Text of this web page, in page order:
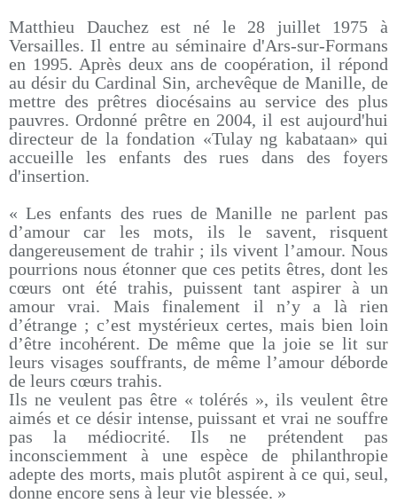
Matthieu Dauchez est né le 28 juillet 1975 à
Versailles. Il entre au séminaire d'Ars-sur-Formans
en 1995. Après deux ans de coopération, il répond
au désir du Cardinal Sin, archevêque de Manille, de
mettre des prêtres diocésains au service des plus
pauvres. Ordonné prêtre en 2004, il est aujourd'hui
directeur de la fondation «Tulay ng kabataan» qui
accueille les enfants des rues dans des foyers
d'insertion.
« Les enfants des rues de Manille ne parlent pas
d’amour car les mots, ils le savent, risquent
dangereusement de trahir ; ils vivent l’amour. Nous
pourrions nous étonner que ces petits êtres, dont les
cœurs ont été trahis, puissent tant aspirer à un
amour vrai. Mais finalement il n’y a là rien
d’étrange ; c’est mystérieux certes, mais bien loin
d’être incohérent. De même que la joie se lit sur
leurs visages souffrants, de même l’amour déborde
de leurs cœurs trahis.
Ils ne veulent pas être « tolérés », ils veulent être
aimés et ce désir intense, puissant et vrai ne souffre
pas la médiocrité. Ils ne prétendent pas
inconsciemment à une espèce de philanthropie
adepte des morts, mais plutôt aspirent à ce qui, seul,
donne encore sens à leur vie blessée. »